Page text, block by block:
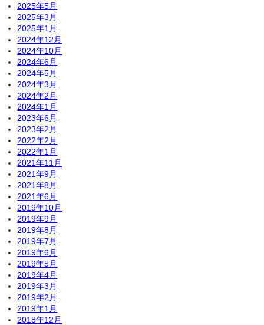
2025年5月
2025年3月
2025年1月
2024年12月
2024年10月
2024年6月
2024年5月
2024年3月
2024年2月
2024年1月
2023年6月
2023年2月
2022年2月
2022年1月
2021年11月
2021年9月
2021年8月
2021年6月
2019年10月
2019年9月
2019年8月
2019年7月
2019年6月
2019年5月
2019年4月
2019年3月
2019年2月
2019年1月
2018年12月